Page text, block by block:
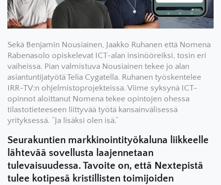
Sekä Benjamin Nousiainen, Jaakko Ruhanen että Nomena
Rabenasolo opiskelevat ICT-alan insinööreiksi, tosin eri
vaiheissa. Pian valmistuva Nousiainen tekee jo alan
asiantuntijatyötä Telia Cygatella. Ruhanen työskentelee
IRR-TV:n ohjelmistoprojekteissa. Viime syksynä ICT-
opinnot aloittanut Nomena tekee opintojen ohessa
tilastotieteeseen liittyvää työtä kansainvälisessä
yrityksessä. ”Ja lisäksi olen isä.”
Seurakuntien markkinointityökaluna liikkeelle
lähtevää sovellusta laajennetaan
tulevaisuudessa. Tavoite on, että Nextepistä
tulee kotipesä kristillisten toimijoiden